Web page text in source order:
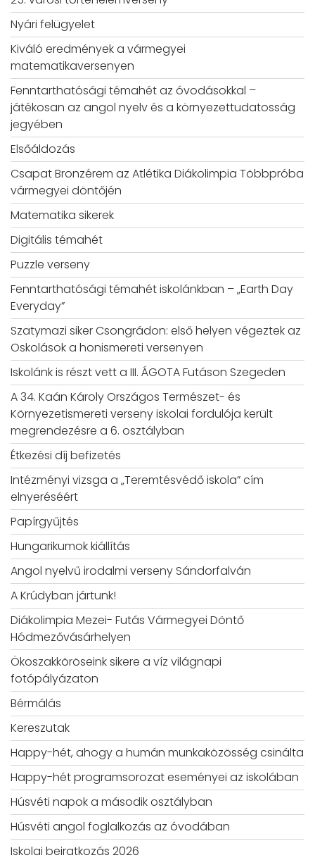
Nyári felügyelet
Kiváló eredmények a vármegyei
matematikaversenyen
Fenntarthatósági témahét az óvodásokkal –
játékosan az angol nyelv és a környezettudatosság
jegyében
Elsőáldozás
Csapat Bronzérem az Atlétika Diákolimpia Többpróba
vármegyei döntőjén
Matematika sikerek
Digitális témahét
Puzzle verseny
Fenntarthatósági témahét iskolánkban – „Earth Day
Everyday”
Szatymazi siker Csongrádon: első helyen végeztek az
Oskolások a honismereti versenyen
Iskolánk is részt vett a III. ÁGOTA Futáson Szegeden
A 34. Kaán Károly Országos Természet- és
Környezetismereti verseny iskolai fordulója került
megrendezésre a 6. osztályban
Étkezési díj befizetés
Intézményi vizsga a „Teremtésvédő iskola” cím
elnyeréséért
Papírgyűjtés
Hungarikumok kiállítás
Angol nyelvű irodalmi verseny Sándorfalván
A Krúdyban jártunk!
Diákolimpia Mezei- Futás Vármegyei Döntő
Hódmezővásárhelyen
Ökoszakköröseink sikere a víz világnapi
fotópályázaton
Bérmálás
Kereszutak
Happy-hét, ahogy a humán munkaközösség csinálta
Happy-hét programsorozat eseményei az iskolában
Húsvéti napok a második osztályban
Húsvéti angol foglalkozás az óvodában
Iskolai beiratkozás 2026